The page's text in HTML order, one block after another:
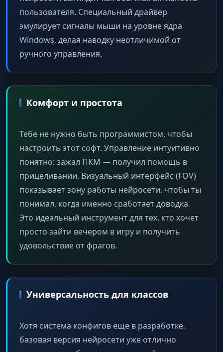
пользователя. Специальный драйвер
эмулирует сигналы мыши на уровне ядра
Windows, делая наводку неотличимой от
ручного управления.
Комфорт и простота
Тебе не нужно быть программистом, чтобы
настроить этот софт. Управление интуитивно
понятно: зажал ПКМ — получил помощь в
прицеливании. Визуальный интерфейс (FOV)
показывает зону работы нейросети, чтобы ты
понимал, когда именно сработает доводка.
Это идеальный инструмент для тех, кто хочет
просто зайти вечером в игру и получить
удовольствие от фрагов.
Универсальность для классов
Хотя система конфигов еще в разработке,
базовая версия нейросети уже отлично